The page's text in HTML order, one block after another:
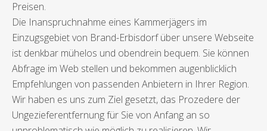
Preisen.
Die Inanspruchnahme eines Kammerjägers im
Einzugsgebiet von Brand-Erbisdorf über unsere Webseite
ist denkbar mühelos und obendrein bequem. Sie können
Abfrage im Web stellen und bekommen augenblicklich
Empfehlungen von passenden Anbietern in Ihrer Region.
Wir haben es uns zum Ziel gesetzt, das Prozedere der
Ungezieferentfernung für Sie von Anfang an so